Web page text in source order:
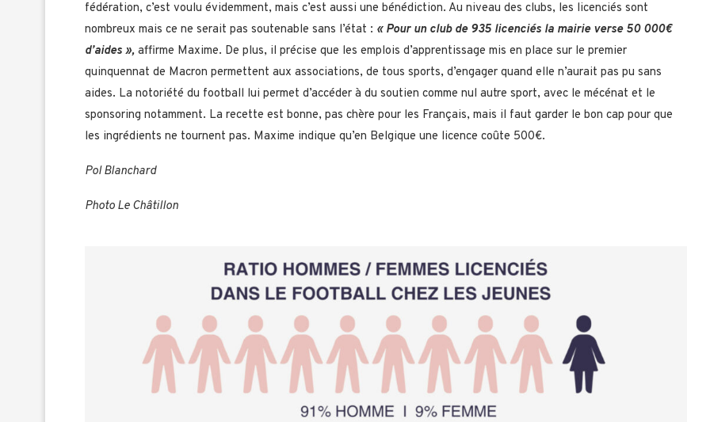
fédération, c’est voulu évidemment, mais c’est aussi une bénédiction. Au niveau des clubs, les licenciés sont
nombreux mais ce ne serait pas soutenable sans l’état : « Pour un club de 935 licenciés la mairie verse 50 000€
d’aides », affirme Maxime. De plus, il précise que les emplois d’apprentissage mis en place sur le premier
quinquennat de Macron permettent aux associations, de tous sports, d’engager quand elle n’aurait pas pu sans
aides. La notoriété du football lui permet d’accéder à du soutien comme nul autre sport, avec le mécénat et le
sponsoring notamment. La recette est bonne, pas chère pour les Français, mais il faut garder le bon cap pour que
les ingrédients ne tournent pas. Maxime indique qu’en Belgique une licence coûte 500€.
Pol Blanchard
Photo Le Châtillon